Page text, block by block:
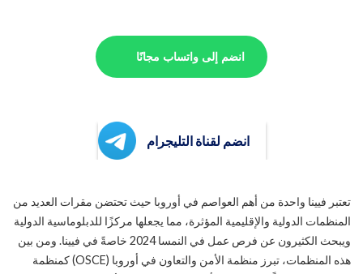
انضم إلى واتساب مجانًا
انضم لقناة التليجرام
تعتبر فيينا واحدة من أهم العواصم في أوروبا حيث تحتضن مقرات العديد من
المنظمات الدولية والإقليمية المؤثرة، مما يجعلها مركزًا للدبلوماسية الدولية
ويبحث الكثيرون عن فرص عمل في النمسا 2024 خاصةً في فيينا. ومن بين
هذه المنظمات، تبرز منظمة الأمن والتعاون في أوروبا (OSCE) كمنظمة